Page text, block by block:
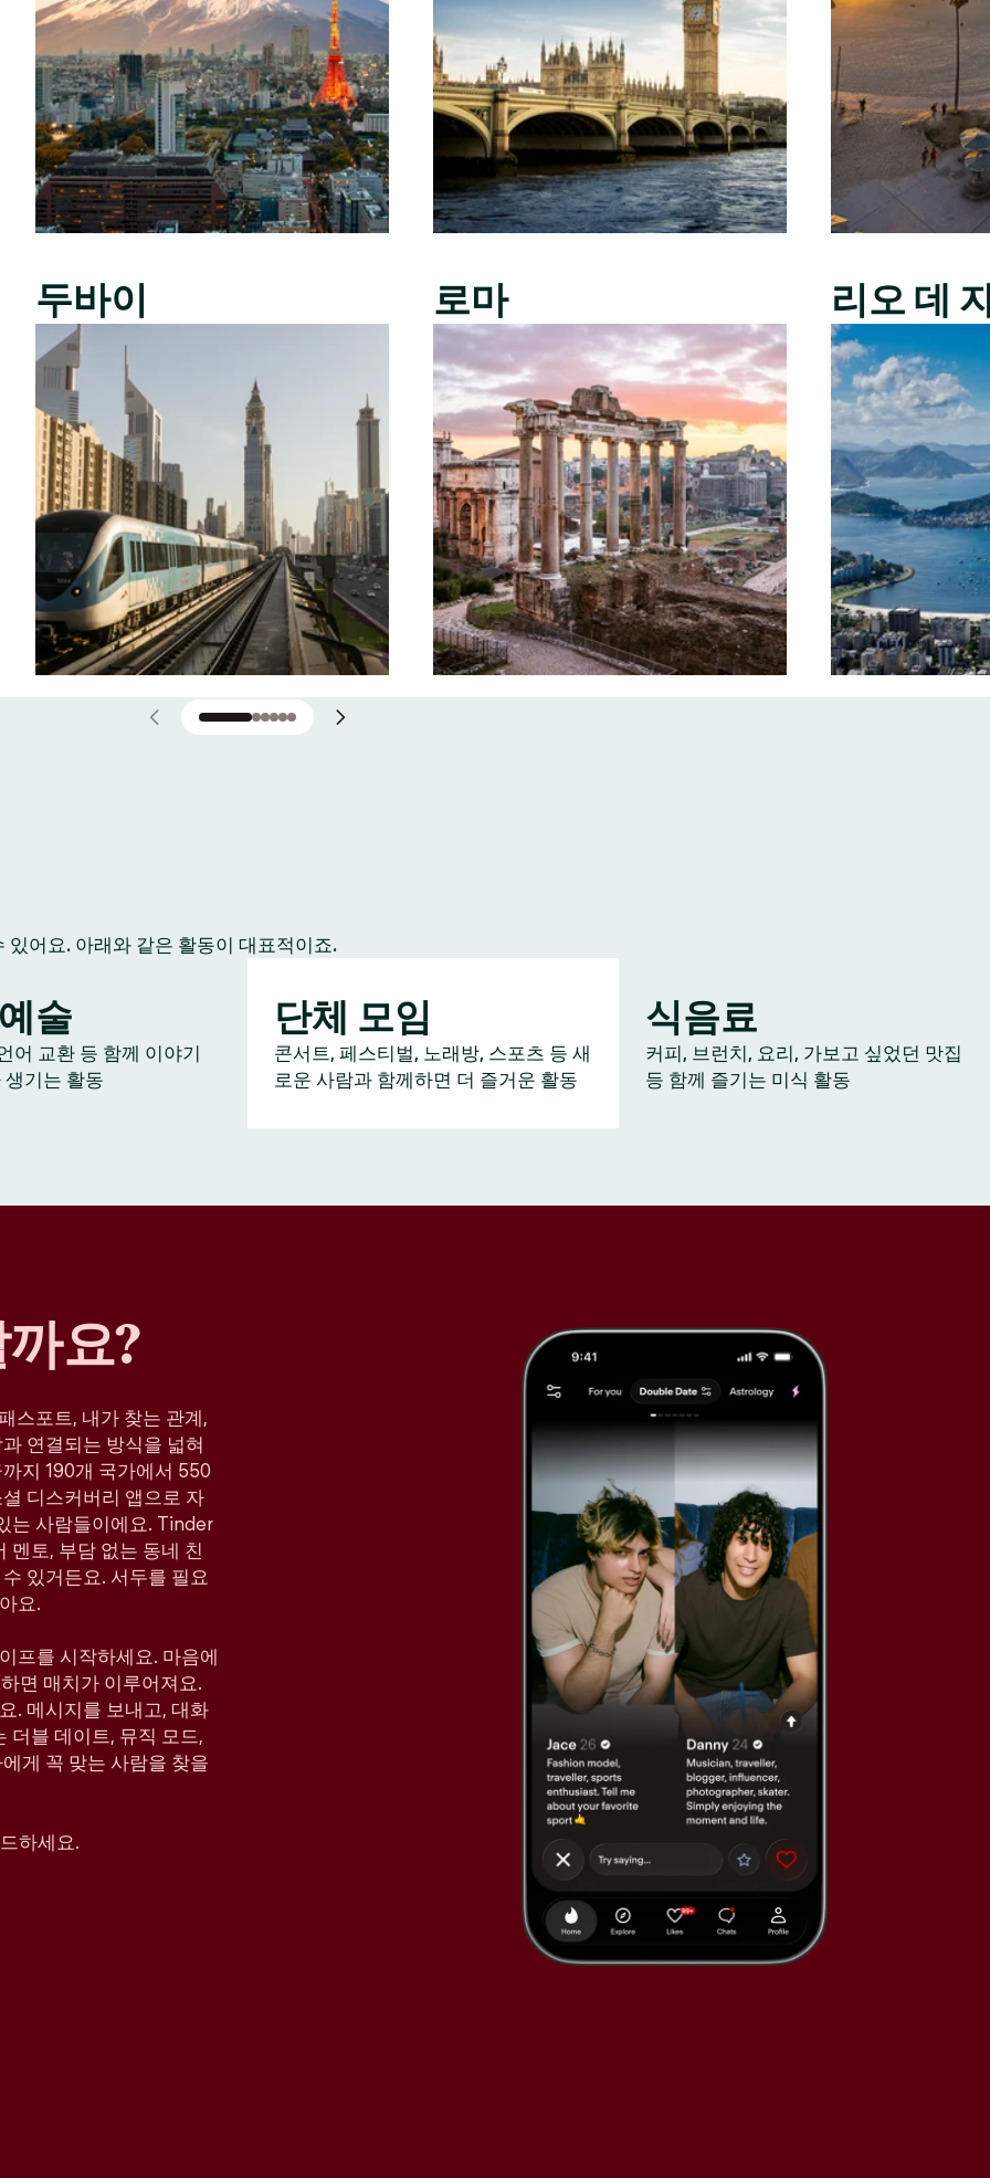
두바이 로마 리오 데
어요. 아래와 같은 활동이 대표적이죠.
술
어 교환 등 함께 이야기
기는 활동
단체 모임
콘서트, 페스티벌, 노래방, 스포츠 등 새
로운 사람과 함께하면 더 즐거운 활동
식음료
커피, 브런치, 요리, 가보고 싶었던 맛집
등 함께 즐기는 미식 활동
요?
스포트, 내가 찾는 관계,
연결되는 방식을 넓혀
지 190개 국가에서 550
디스커버리 앱으로 자
는 사람들이에요. Tinder
멘토, 부담 없는 동네 친
있거든요. 서두를 필요
요.
프를 시작하세요. 마음에
면 매치가 이루어져요.
. 메시지를 보내고, 대화
더블 데이트, 뮤직 모드,
게 꼭 맞는 사람을 찾을
하세요.